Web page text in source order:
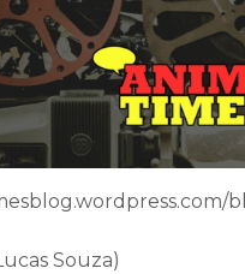
Souza)